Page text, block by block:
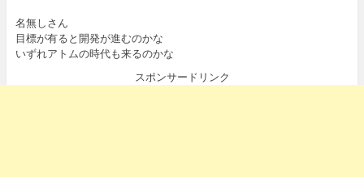
名無しさん
目標が有ると開発が進むのかな
いずれアトムの時代も来るのかな
スポンサードリンク